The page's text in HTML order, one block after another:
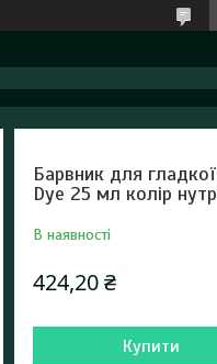
Барвник для
Dye 25 мл колір
В наявності
424,20 ₴
Купити